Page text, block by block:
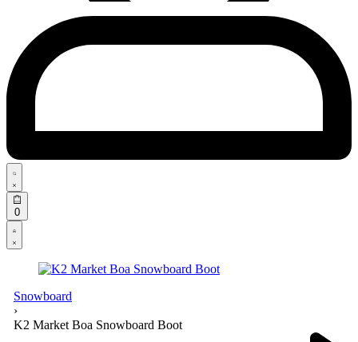
Search
open
0Open
cart
Open
Account
details
Snowboard
›
K2 Market Boa Snowboard Boot